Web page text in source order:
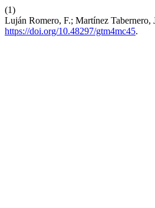
(1)
Luján Romero, F.; Martínez
https://doi.org/10.48297/gtm4mc45.